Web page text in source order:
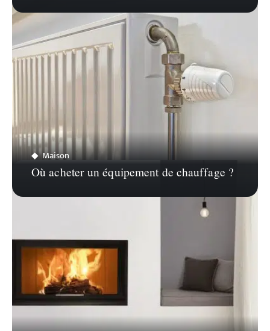
Maison
Où acheter un équipement de chauffage ?